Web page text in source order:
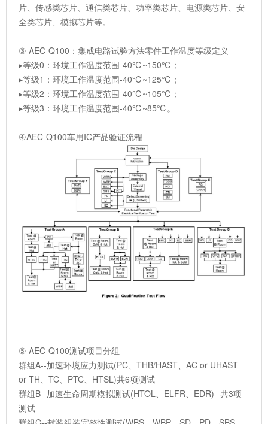
片、传感类芯片、通信类芯片、功率类芯片、电源类芯片、安
全类芯片、模拟芯片等。
③ AEC-Q100：集成电路试验方法零件工作温度等级定义
▸等级0：环境工作温度范围-40℃~150℃；
▸等级1：环境工作温度范围-40℃~125℃；
▸等级2：环境工作温度范围-40℃~105℃；
▸等级3：环境工作温度范围-40℃~85℃。
④AEC-Q100车用IC产品验证流程
⑤ AEC-Q100测试项目分组
群组A--加速环境应力测试(PC、THB/HAST、AC or UHAST
or TH、TC、PTC、HTSL)共6项测试
群组B--加速生命周期模拟测试(HTOL、ELFR、EDR)--共3项
测试